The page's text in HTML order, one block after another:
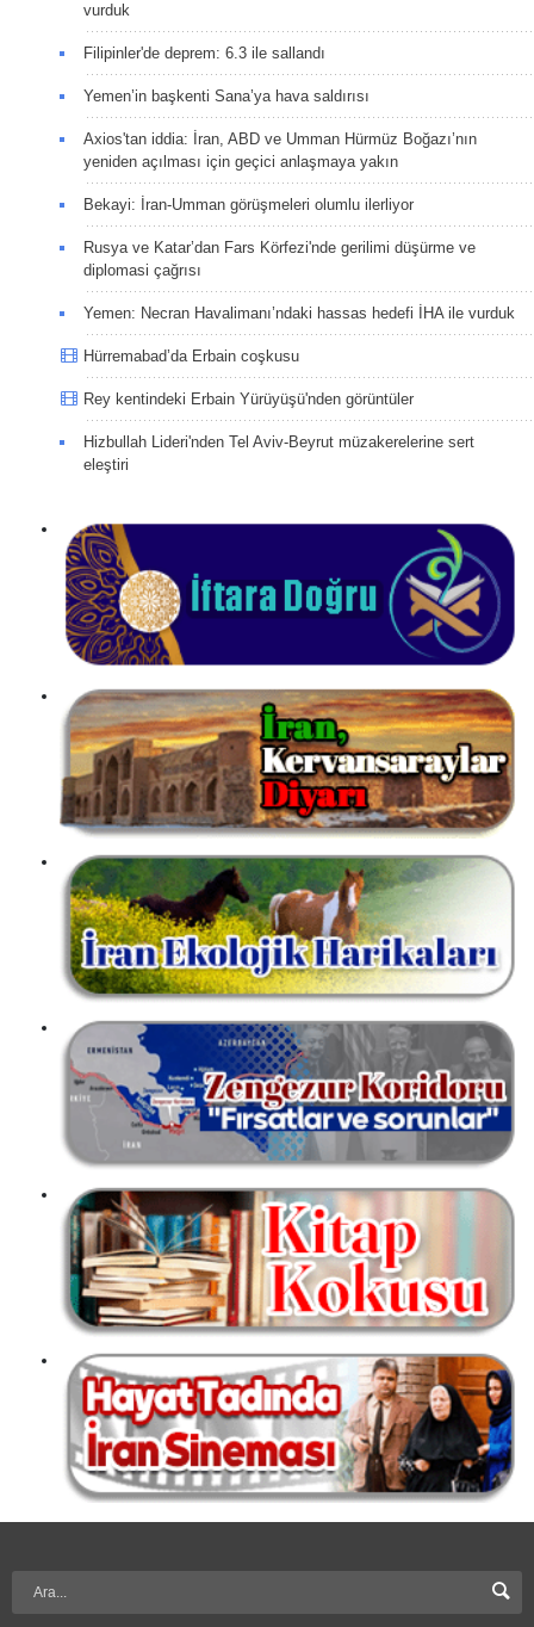
vurduk
Filipinler'de deprem: 6.3 ile sallandı
Yemen’in başkenti Sana’ya hava saldırısı
Axios'tan iddia: İran, ABD ve Umman Hürmüz Boğazı’nın
yeniden açılması için geçici anlaşmaya yakın
Bekayi: İran-Umman görüşmeleri olumlu ilerliyor
Rusya ve Katar’dan Fars Körfezi'nde gerilimi düşürme ve
diplomasi çağrısı
Yemen: Necran Havalimanı’ndaki hassas hedefi İHA ile vurduk
Hürremabad’da Erbain coşkusu
Rey kentindeki Erbain Yürüyüşü'nden görüntüler
Hizbullah Lideri'nden Tel Aviv-Beyrut müzakerelerine sert
eleştiri